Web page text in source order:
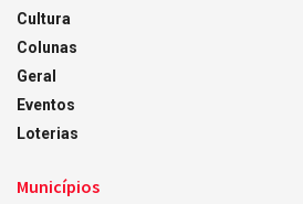
Cultura
Colunas
Geral
Eventos
Loterias
Municípios